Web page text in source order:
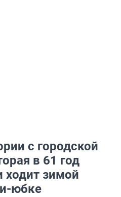
с городской
в 61 год
ходит зимой
юбке